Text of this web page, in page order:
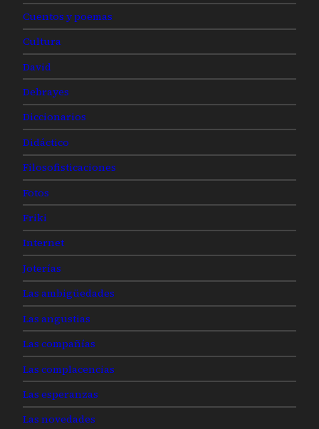
Cuentos y poemas
Cultura
David
Debrayes
Diccionarios
Didáctico
Filosofisticaciones
Fotos
Friki
Internet
Joterías
Las ambigüedades
Las angustias
Las compañías
Las complacencias
Las esperanzas
Las novedades